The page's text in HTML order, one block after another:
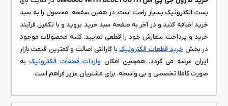
بست الکترونیک بسیار راحت است. در همین صفحه، محصول را به سبد
خرید اضافه کنید و در آخر به صفحه سبد خرید بروید و با تکمیل فرآیند
خرید و پرداخت، سفارش خود را قطعی نمایید. کلیه محصولات موجود
در بخش خرید قطعات الکترونیک با گارانتی اصالت و کمترین قیمت بازار
ایران عرضه می گردد. همچنین امکان واردات قطعات الکترونیک به
صورت کاملا تخصصی و بی واسطه، برای مشتریان عزیز فراهم است.